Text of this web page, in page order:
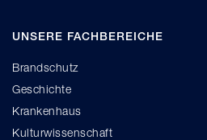
UNSERE FACHBEREICHE
Brandschutz
Geschichte
Krankenhaus
Kulturwissenschaft